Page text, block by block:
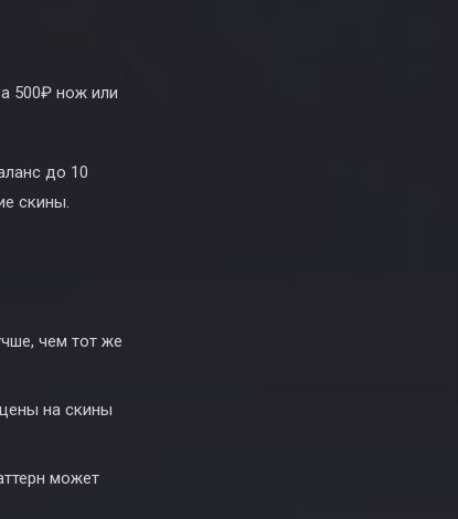
500₽ нож или
до 10
скины.
чем тот же
на скины
может